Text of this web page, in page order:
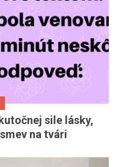
sile lásky,
na tvári